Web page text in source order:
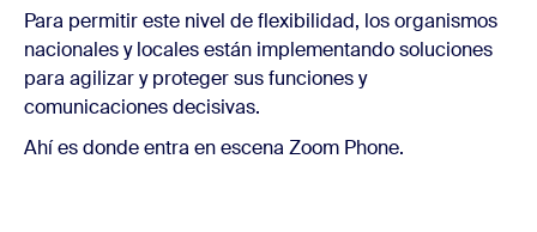
Para permitir este nivel de flexibilidad, los organismos
nacionales y locales están implementando soluciones
para agilizar y proteger sus funciones y
comunicaciones decisivas.
Ahí es donde entra en escena Zoom Phone.